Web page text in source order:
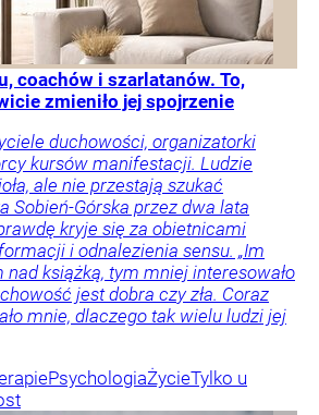
coachów i szarlatanów. To,
zmieniło jej spojrzenie
duchowości, organizatorki
kursów manifestacji. Ludzie
ale nie przestają szukać
Sobień-Górska przez dwa lata
kryje się za obietnicami
i odnalezienia sensu. „Im
nad książką, tym mniej interesowało
jest dobra czy zła. Coraz
mnie, dlaczego tak wielu ludzi jej
PsychologiaŻycieTylko u